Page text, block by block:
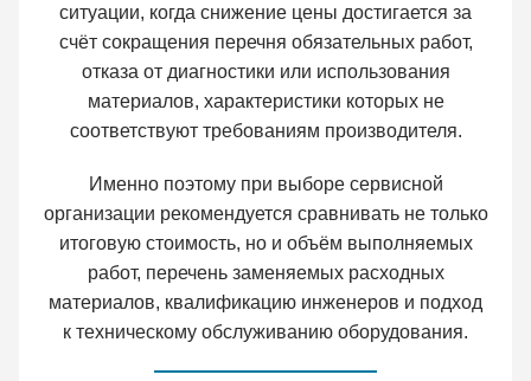
ситуации, когда снижение цены достигается за
счёт сокращения перечня обязательных работ,
отказа от диагностики или использования
материалов, характеристики которых не
соответствуют требованиям производителя.
Именно поэтому при выборе сервисной
организации рекомендуется сравнивать не только
итоговую стоимость, но и объём выполняемых
работ, перечень заменяемых расходных
материалов, квалификацию инженеров и подход
к техническому обслуживанию оборудования.